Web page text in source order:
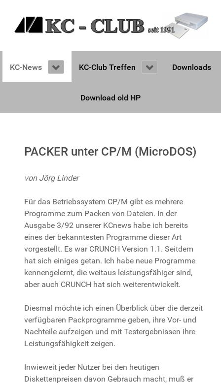
KC-News KC-Club Treffen Downloads
Download old HP
PACKER unter CP/M (MicroDOS)
von Jörg Linder
Für das Betriebssystem CP/M gibt es mehrere
Programme zum Packen von Dateien. In der
Ausgabe 3/92 unserer KCnews habe ich bereits
eines der bekanntesten Programme dieser Art
vorgestellt. Es war CRUNCH Version 1.1. Seitdem
hat sich einiges getan. Ich habe neue Programme
kennengelernt, die weitaus leistungsfähiger sind,
aber auch CRUNCH hat sich weiterentwickelt.
Diesmal möchte ich einen Überblick über die derzeit
verfügbaren Packprogramme geben, ihre Vor- und
Nachteile aufzeigen und mit Testergebnissen ihre
Leistungsfähigkeit zeigen.
Inwieweit jeder Nutzer bei den heutigen
Diskettenpreisen davon Gebrauch macht, muß er